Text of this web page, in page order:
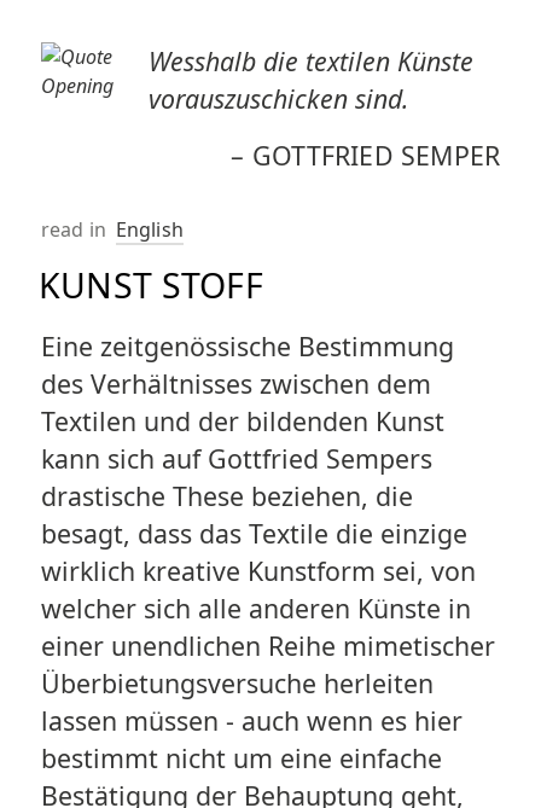
Wesshalb die textilen Künste
vorauszuschicken sind.
– GOTTFRIED SEMPER
read in English
KUNST STOFF
Eine zeitgenössische Bestimmung
des Verhältnisses zwischen dem
Textilen und der bildenden Kunst
kann sich auf Gottfried Sempers
drastische These beziehen, die
besagt, dass das Textile die einzige
wirklich kreative Kunstform sei, von
welcher sich alle anderen Künste in
einer unendlichen Reihe mimetischer
Überbietungsversuche herleiten
lassen müssen - auch wenn es hier
bestimmt nicht um eine einfache
Bestätigung der Behauptung geht,